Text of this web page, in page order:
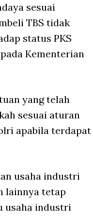
sesuai
TBS tidak
status PKS
Kementerian
yang telah
sesuai aturan
apabila terdapat
usaha industri
lainnya tetap
usaha industri